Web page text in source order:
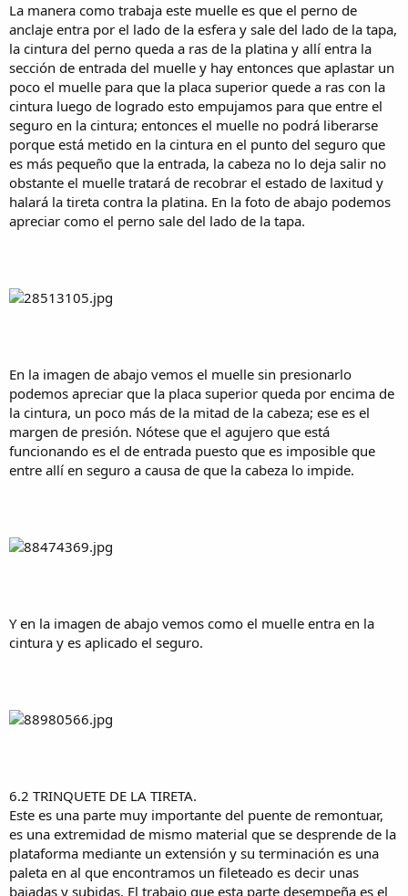
La manera como trabaja este muelle es que el perno de
anclaje entra por el lado de la esfera y sale del lado de la tapa,
la cintura del perno queda a ras de la platina y allí entra la
sección de entrada del muelle y hay entonces que aplastar un
poco el muelle para que la placa superior quede a ras con la
cintura luego de logrado esto empujamos para que entre el
seguro en la cintura; entonces el muelle no podrá liberarse
porque está metido en la cintura en el punto del seguro que
es más pequeño que la entrada, la cabeza no lo deja salir no
obstante el muelle tratará de recobrar el estado de laxitud y
halará la tireta contra la platina. En la foto de abajo podemos
apreciar como el perno sale del lado de la tapa.
En la imagen de abajo vemos el muelle sin presionarlo
podemos apreciar que la placa superior queda por encima de
la cintura, un poco más de la mitad de la cabeza; ese es el
margen de presión. Nótese que el agujero que está
funcionando es el de entrada puesto que es imposible que
entre allí en seguro a causa de que la cabeza lo impide.
Y en la imagen de abajo vemos como el muelle entra en la
cintura y es aplicado el seguro.
6.2 TRINQUETE DE LA TIRETA.
Este es una parte muy importante del puente de remontuar,
es una extremidad de mismo material que se desprende de la
plataforma mediante un extensión y su terminación es una
paleta en al que encontramos un fileteado es decir unas
bajadas y subidas. El trabajo que esta parte desempeña es el